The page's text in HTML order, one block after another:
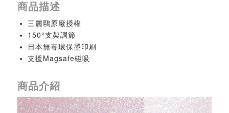
商品描述
三麗鷗原廠授權
150°支架調節
日本無毒環保墨印刷
支援Magsafe磁吸
商品介紹